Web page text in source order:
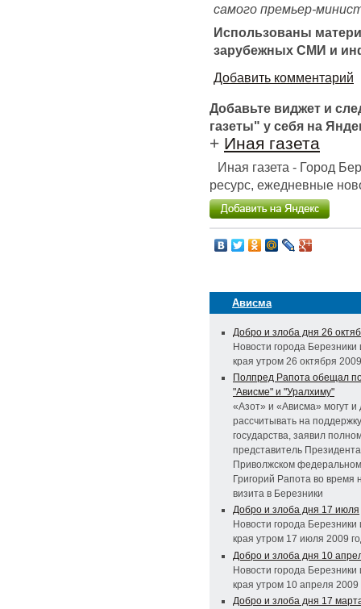
самого премьер-
Использованы
зарубежных СМИ и
Добавить комментарий
Добавьте виджет и
газеты" у себя на
+ Иная газета
Иная газета - Город
ресурс, ежедневные
Ависма
Добро и злоба дня 26
Новости города Березники
края утром 26 октября
Полпред Рапота обещал
"Ависме" и "Уралхиму"
«Азот» и «Ависма» могут
рассчитывать на поддержку
государства, заявил
представитель
Приволжском федеральном
Григорий Рапота во время
визита в Березники
Добро и злоба дня 17 июля
Новости города Березники
края утром 17 июля 2009
Добро и злоба дня 10
Новости города Березники
края утром 10 апреля 2009
Добро и злоба дня 17